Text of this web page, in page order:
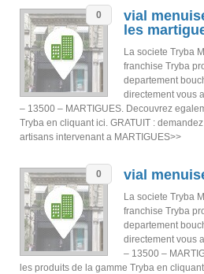
0
vial
les
La societe Tryba
franchise Tryba
departement
directement vous
– 13500 – MARTIGUES. Decouvrez
Tryba en cliquant ici. GRATUIT :
artisans intervenant a MARTIGUES>>
0 vial
La societe Tryba
franchise Tryba
departement
directement vous
– 13500 –
les produits de la gamme Tryba en